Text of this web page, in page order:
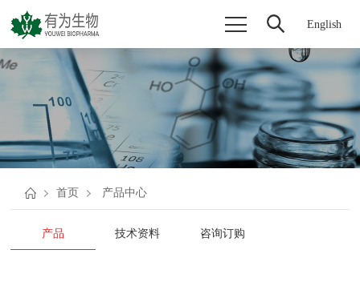
English
首页 产品中心
产品 技术资料 咨询订购